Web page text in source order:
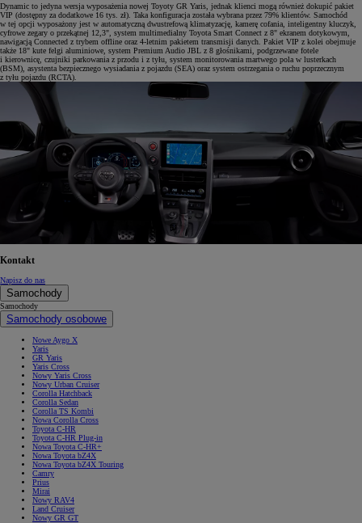
Dynamic to jedyna wersja wyposażenia nowej Toyoty GR Yaris, jednak klienci mogą również dokupić pakiet
VIP (dostępny za dodatkowe 16 tys. zł). Taka konfiguracja została wybrana przez 79% klientów. Samochód
w tej opcji wyposażony jest w automatyczną dwustrefową klimatyzację, kamerę cofania, inteligentny kluczyk,
cyfrowe zegary o przekątnej 12,3", system multimedialny Toyota Smart Connect z 8" ekranem dotykowym,
nawigacją Connected z trybem offline oraz 4-letnim pakietem transmisji danych. Pakiet VIP z kolei obejmuje
także 18" kute felgi aluminiowe, system Premium Audio JBL z 8 głośnikami, podgrzewane fotele
i kierownicę, czujniki parkowania z przodu i z tyłu, system monitorowania martwego pola w lusterkach
(BSM), asystenta bezpiecznego wysiadania z pojazdu (SEA) oraz system ostrzegania o ruchu poprzecznym
z tyłu pojazdu (RCTA).
Kontakt
Napisz do nas
Samochody
Samochody
Samochody osobowe
Nowe Aygo X
Yaris
GR Yaris
Yaris Cross
Nowy Yaris Cross
Nowy Urban Cruiser
Corolla Hatchback
Corolla Sedan
Corolla TS Kombi
Nowa Corolla Cross
Toyota C-HR
Toyota C-HR Plug-in
Nowa Toyota C-HR+
Nowa Toyota bZ4X
Nowa Toyota bZ4X Touring
Camry
Prius
Mirai
Nowy RAV4
Land Cruiser
Nowy GR GT